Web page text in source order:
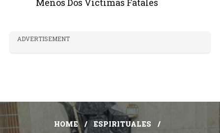
ADVERTISEMENT
HOME
ESPIRITUALES